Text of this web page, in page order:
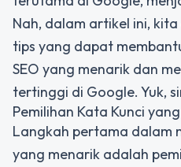
Nah, dalam artikel ini,
tips yang dapat
SEO yang menarik dan
tertinggi di Google. Yuk,
Pemilihan Kata Kunci
Langkah pertama dalam
yang menarik adalah